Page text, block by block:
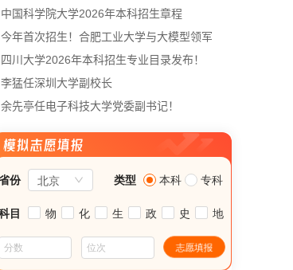
中国科学院大学2026年本科招生章程
今年首次招生！合肥工业大学与大模型领军
企...
四川大学2026年本科招生专业目录发布！
李猛任深圳大学副校长
余先亭任电子科技大学党委副书记！